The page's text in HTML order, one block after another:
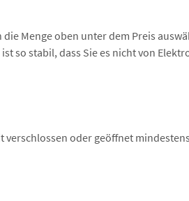
die Menge oben unter dem Preis
so stabil, dass Sie es nicht von
verschlossen oder geöffnet